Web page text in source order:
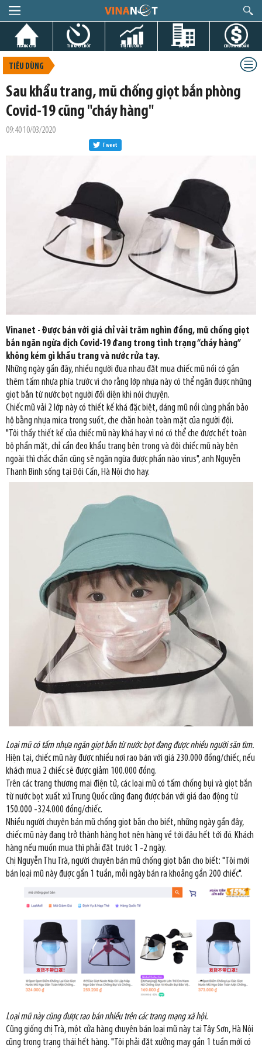
TRANG CHỦ TIN GIỜ CHÓT THỊ TRƯỜNG DỰ ÁN CHỨNG KHOÁN
TIÊU DÙNG
Sau khẩu trang, mũ chống giọt bắn phòng
Covid-19 cũng "cháy hàng"
09:40 10/03/2020
Tweet
Vinanet - Được bán với giá chỉ vài trăm nghìn đồng, mũ chống giọt
bắn ngăn ngừa dịch Covid-19 đang trong tình trạng “cháy hàng”
không kém gì khẩu trang và nước rửa tay.
Những ngày gần đây, nhiều người đua nhau đặt mua chiếc mũ nồi có gắn
thêm tấm nhựa phía trước vì cho rằng lớp nhựa này có thể ngăn được những
giọt bắn từ nước bọt người đối diện khi nói chuyện.
Chiếc mũ vải 2 lớp này có thiết kế khá đặc biệt, dáng mũ nồi cùng phần bảo
hộ bằng nhựa mica trong suốt, che chắn hoàn toàn mặt của người đội.
"Tôi thấy thiết kế của chiếc mũ này khá hay vì nó có thể che được hết toàn
bộ phần mặt, chỉ cần đeo khẩu trang bên trong và đội chiếc mũ này bên
ngoài thì chắc chắn cũng sẽ ngăn ngừa được phần nào virus", anh Nguyễn
Thanh Bình sống tại Đội Cấn, Hà Nội cho hay.
Loại mũ có tấm nhựa ngăn giọt bắn từ nước bọt đang được nhiều người săn tìm.
Hiện tại, chiếc mũ này được nhiều nơi rao bán với giá 230.000 đồng/chiếc, nếu
khách mua 2 chiếc sẽ được giảm 100.000 đồng.
Trên các trang thương mại điện tử, các loại mũ có tấm chống bụi và giọt bắn
từ nước bọt xuất xứ Trung Quốc cũng đang được bán với giá dao động từ
150.000 -324.000 đồng/chiếc.
Nhiều người chuyên bán mũ chống giọt bắn cho biết, những ngày gần đây,
chiếc mũ này đang trở thành hàng hot nên hàng về tới đâu hết tới đó. Khách
hàng nếu muốn mua thì phải đặt trước 1 -2 ngày.
Chị Nguyễn Thu Trà, người chuyên bán mũ chống giọt bắn cho biết: "Tôi mới
bán loại mũ này được gần 1 tuần, mỗi ngày bán ra khoảng gần 200 chiếc".
Loại mũ này cũng được rao bán nhiều trên các trang mạng xã hội.
Cũng giống chị Trà, một cửa hàng chuyên bán loại mũ này tại Tây Sơn, Hà Nội
cũng trong trạng thái hết hàng. "Tôi phải đặt xưởng may gần 1 tuần mới có